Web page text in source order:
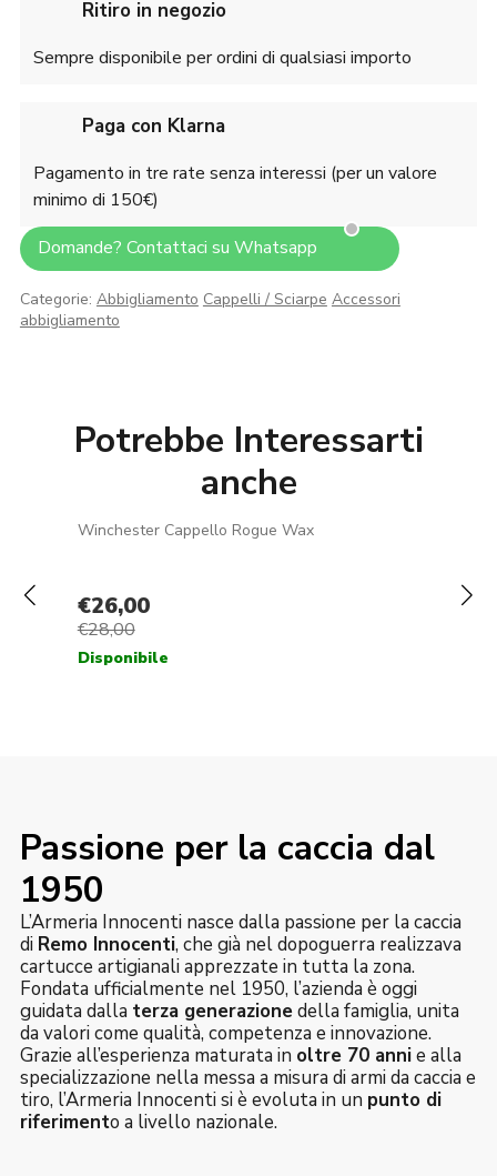
Ritiro in negozio
Sempre disponibile per ordini di qualsiasi importo
Paga con Klarna
Pagamento in tre rate senza interessi (per un valore
minimo di 150€)
Domande? Contattaci su Whatsapp
Categorie: Abbigliamento Cappelli / Sciarpe Accessori
abbigliamento
Potrebbe Interessarti
anche
Passione per la caccia dal
1950
L’Armeria Innocenti nasce dalla passione per la caccia
di Remo Innocenti, che già nel dopoguerra realizzava
cartucce artigianali apprezzate in tutta la zona.
Fondata ufficialmente nel 1950, l’azienda è oggi
guidata dalla terza generazionedella famiglia, unita
da valori come qualità, competenza e innovazione.
Grazie all’esperienza maturata in oltre 70 annie alla
specializzazione nella messa a misura di armi da caccia e
tiro, l’Armeria Innocenti si è evoluta in un punto di
riferimento a livello nazionale.